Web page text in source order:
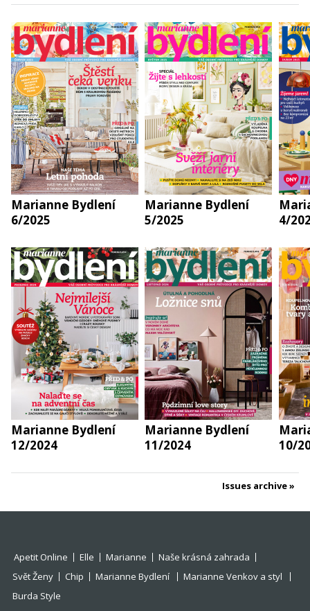
Marianne Bydlení
6/2025
Marianne Bydlení
5/2025
4/
Marianne Bydlení
12/2024
Marianne Bydlení
11/2024
10/
Issues archive
Apetit Online Elle Marianne
Naše krásná zahrada
Svět Ženy
Chip Marianne Bydlení
Marianne Venkov a styl
Burda Style